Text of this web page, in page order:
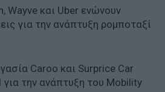
Wayve και Uber ενώνουν
για την ανάπτυξη ρομποταξί
Caroo και Surprice Car
για την ανάπτυξη του Mobility